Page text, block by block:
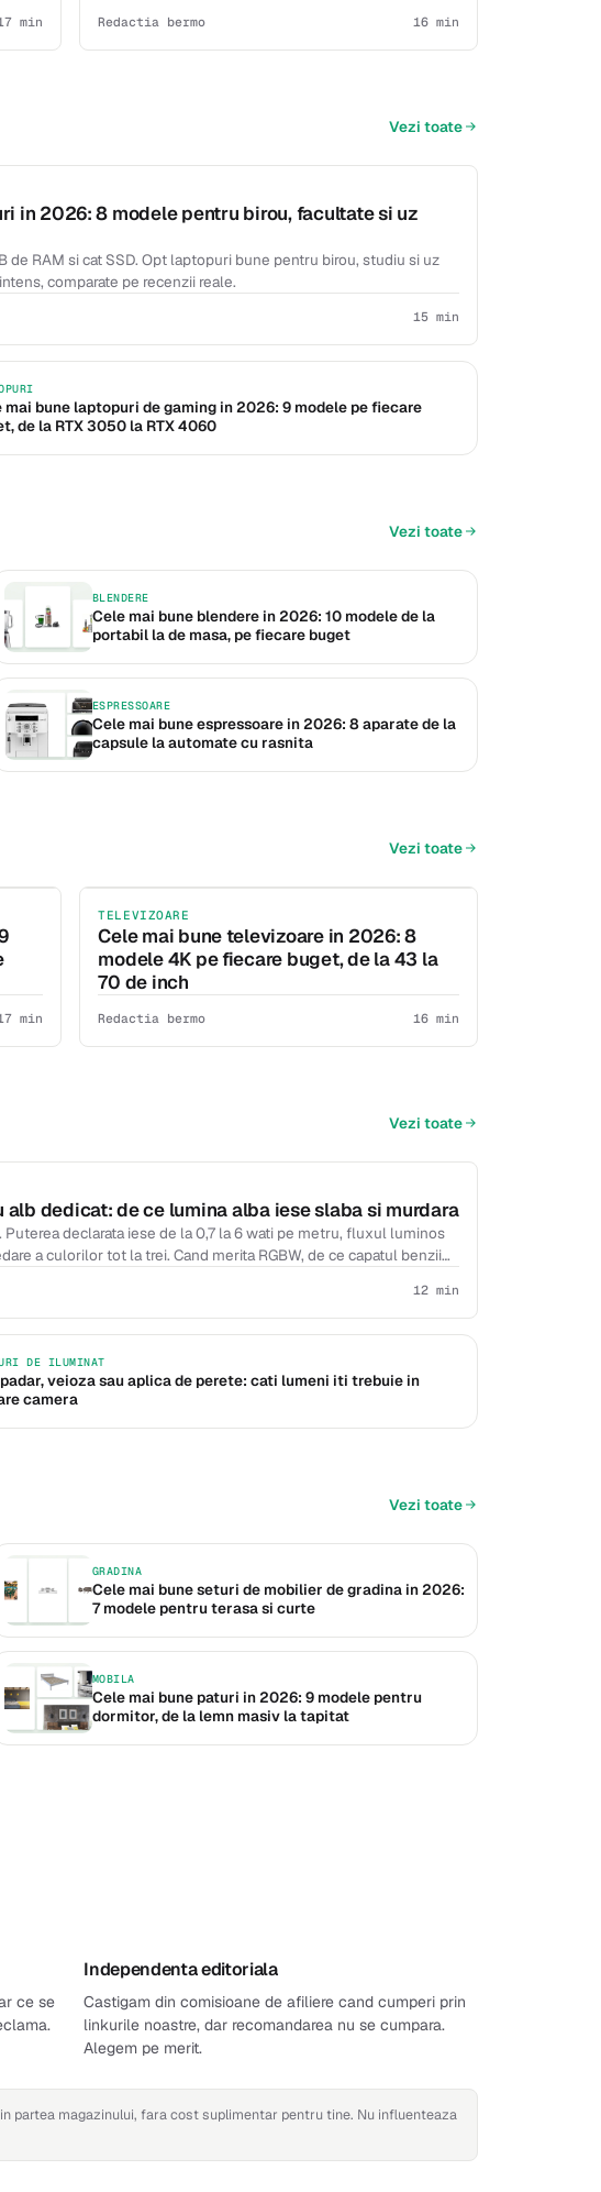
min Redactia bermo 16 min
Vezi toate
in 2026: 8 modele pentru birou, facultate si uz
de RAM si cat SSD. Opt laptopuri bune pentru birou, studiu si uz
comparate pe recenzii reale.
15 min
mai bune laptopuri de gaming in 2026: 9 modele pe fiecare
de la RTX 3050 la RTX 4060
Vezi toate
BLENDERE
Cele mai bune blendere in 2026: 10 modele de la
portabil la de masa, pe fiecare buget
ESPRESSOARE
Cele mai bune espressoare in 2026: 8 aparate de la
capsule la automate cu rasnita
Vezi toate
min
TELEVIZOARE
Cele mai bune televizoare in 2026: 8
modele 4K pe fiecare buget, de la 43 la
70 de inch
Redactia bermo 16 min
Vezi toate
alb dedicat: de ce lumina alba iese slaba si murdara
Puterea declarata iese de la 0,7 la 6 wati pe metru, fluxul luminos
a culorilor tot la trei. Cand merita RGBW, de ce capatul benzii
12 min
DE ILUMINAT
veioza sau aplica de perete: cati lumeni iti trebuie in
camera
Vezi toate
GRADINA
Cele mai bune seturi de mobilier de gradina in 2026:
7 modele pentru terasa si curte
MOBILA
Cele mai bune paturi in 2026: 9 modele pentru
dormitor, de la lemn masiv la tapitat
ce se
Independenta editoriala
Castigam din comisioane de afiliere cand cumperi prin
linkurile noastre, dar recomandarea nu se cumpara.
Alegem pe merit.
partea magazinului, fara cost suplimentar pentru tine. Nu influenteaza